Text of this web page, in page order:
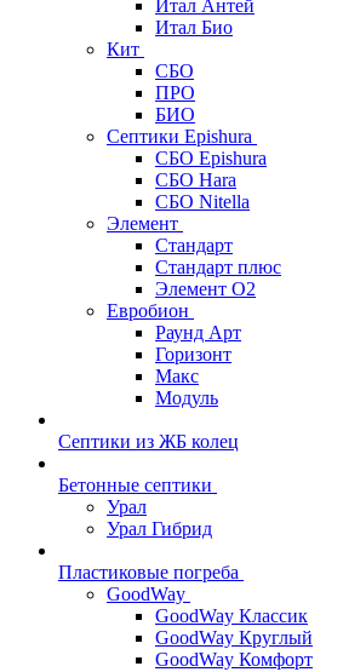
Итал Антей
Итал Био
Кит
СБО
ПРО
БИО
Септики Epishura
СБО Epishura
СБО Hara
СБО Nitella
Элемент
Стандарт
Стандарт плюс
Элемент О2
Евробион
Раунд Арт
Горизонт
Макс
Модуль
Септики из ЖБ колец
Бетонные септики
Урал
Урал Гибрид
Пластиковые погреба
GoodWay
GoodWay Классик
GoodWay Круглый
GoodWay Комфорт